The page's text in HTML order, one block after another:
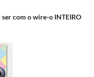
ser com o wire-o INTEIRO